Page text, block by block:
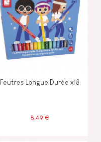
Feutres Longue Durée x18
8,49 €